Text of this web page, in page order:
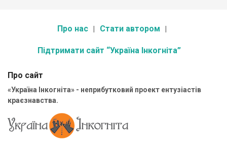
Про нас Стати автором
Підтримати сайт “Україна Інкогніта”
Про сайт
«Україна Інкогніта» - неприбутковий проект ентузіастів
краєзнавства.